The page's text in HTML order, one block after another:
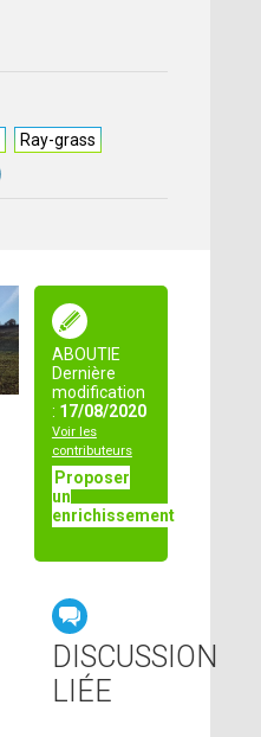
Ray-grass
ABOUTIE
Dernière
modification
: 17/08/2020
Voir les
contributeurs
Proposer
un
enrichissement
DISCUSSION
LIÉE